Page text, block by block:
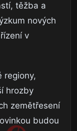
těžba a
nových
v
regiony,
hrozby
zemětřesení
budou